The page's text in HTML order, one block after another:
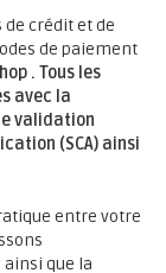
crédit et de
de paiement
. Tous les
avec la
validation
(SCA) ainsi
entre votre
que la